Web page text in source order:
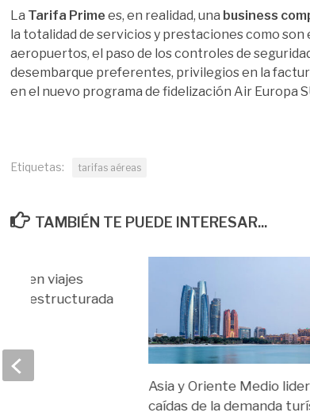
La Tarifa Prime es, en realidad, una business
la totalidad de servicios y prestaciones como son
aeropuertos, el paso de los controles de
desembarque preferentes, privilegios en la
en el nuevo programa de fidelización Air Europa
Etiquetas: tarifas aéreas
TAMBIÉN TE PUEDE INTERESAR...
Asia y Oriente Medio
caídas de la demanda
en viajes
estructurada